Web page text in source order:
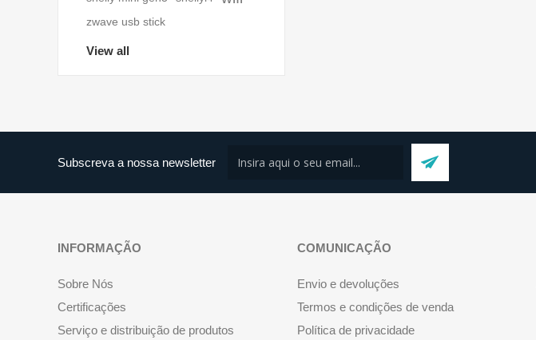
zwave usb stick
View all
Subscreva a nossa newsletter
INFORMAÇÃO
Sobre Nós
Certificações
Serviço e distribuição de produtos
COMUNICAÇÃO
Envio e devoluções
Termos e condições de venda
Política de privacidade